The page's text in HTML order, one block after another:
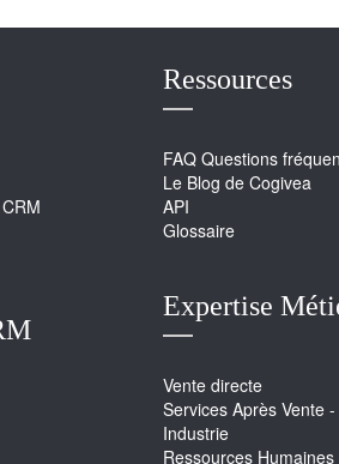
Ressources
FAQ Questions
Le Blog de Cogivea
API
Glossaire
Expertise
Vente directe
Services Après Vente -
Industrie
Ressources Humaines